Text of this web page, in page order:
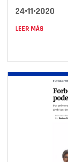
24•11•2020
LEER MÁS